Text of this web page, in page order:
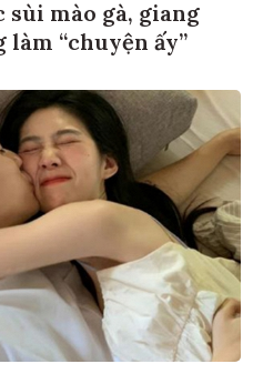
sùi mào gà, giang
làm “chuyện ấy”